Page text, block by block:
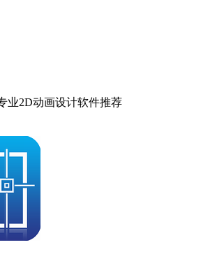
业2D动画设计软件推荐